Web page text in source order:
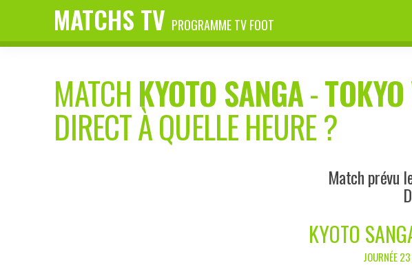
MATCHS TV PROGRAMME TV FOOT
MATCH KYOTO SANGA-
DIRECT À QUELLE HEURE ?
Match prévu
KYOTO
JOURNÉE